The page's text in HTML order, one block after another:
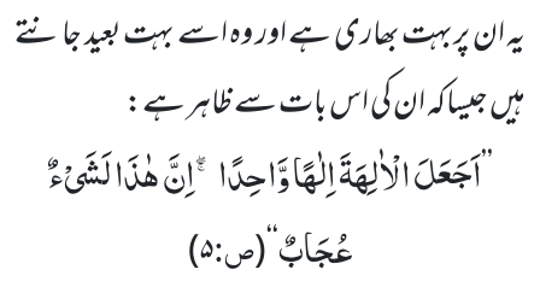
یہ ان پربہت بھاری ہے اور وہ اسے بہت بعید جانتے
ہیں جیساکہ ان کی اس بات سے ظاہر ہے:
’’اَجَعَلَ الْاٰلِهَةَ اِلٰهًا وَّاحِدًا ۚۖ-اِنَّ هٰذَا لَشَیْءٌ
عُجَابٌ‘‘
(ص:۵)